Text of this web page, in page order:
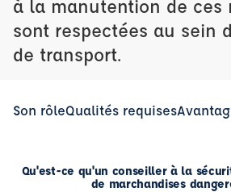
à la manutention de ces
sont respectées au sein
de transport.
Son rôleQualités requises
Qu'est-ce qu'un conseiller à la
de marchandises